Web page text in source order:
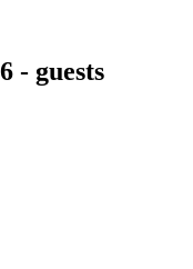
- guests